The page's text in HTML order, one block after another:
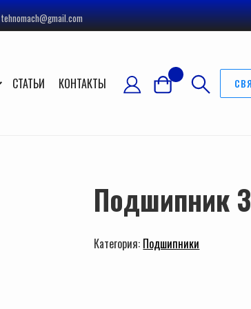
tehnomach@gmail.com
СТАТЬИ КОНТАКТЫ
Подшипник
Категория: Подшипники